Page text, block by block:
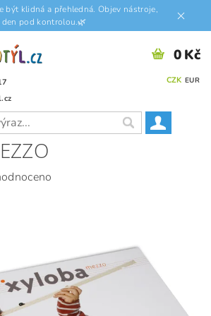
být klidná a přehledná. Objev nástroje,
pod kontrolou.🌿
CZK EUR
0 Kč